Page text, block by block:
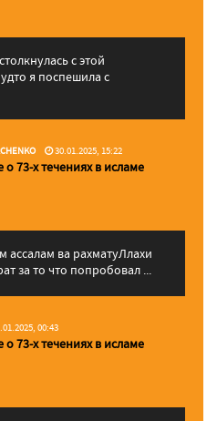
с этой
я поспешила с
30.01.2025, 15:22
73-х течениях в исламе
за то что попробовал ...
00:43
73-х течениях в исламе